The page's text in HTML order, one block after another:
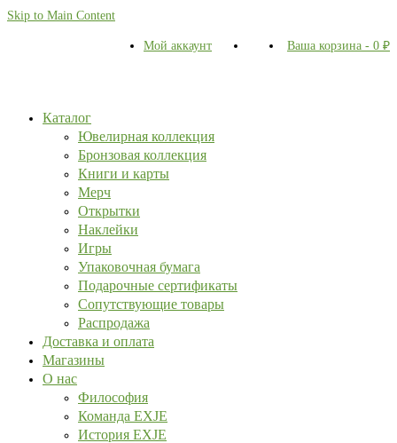
Skip to Main Content
Мой аккаунт Ваша корзина - 0 ₽
Каталог
Ювелирная коллекция
Бронзовая коллекция
Книги и карты
Мерч
Открытки
Наклейки
Игры
Упаковочная бумага
Подарочные сертификаты
Сопутствующие товары
Распродажа
Доставка и оплата
Магазины
О нас
Философия
Команда EXJE
История EXJE